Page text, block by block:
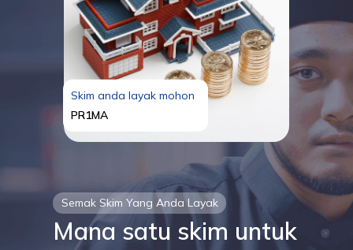
Semak Skim Yang Anda Layak
Mana satu skim untuk
Skim anda layak mohon
PR1MA